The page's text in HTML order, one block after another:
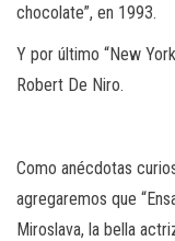
chocolate”, en 1993.
Y por último “New
Robert De Niro.
Como anécdotas
agregaremos que
Miroslava, la bella